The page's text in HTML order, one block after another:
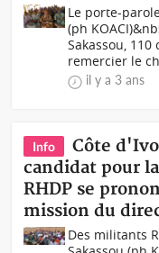
Le porte-
(ph
Sakassou,
remercier le
il y a 3 ans
Info
Côte
candidat pour
RHDP se
mission du
Des militants